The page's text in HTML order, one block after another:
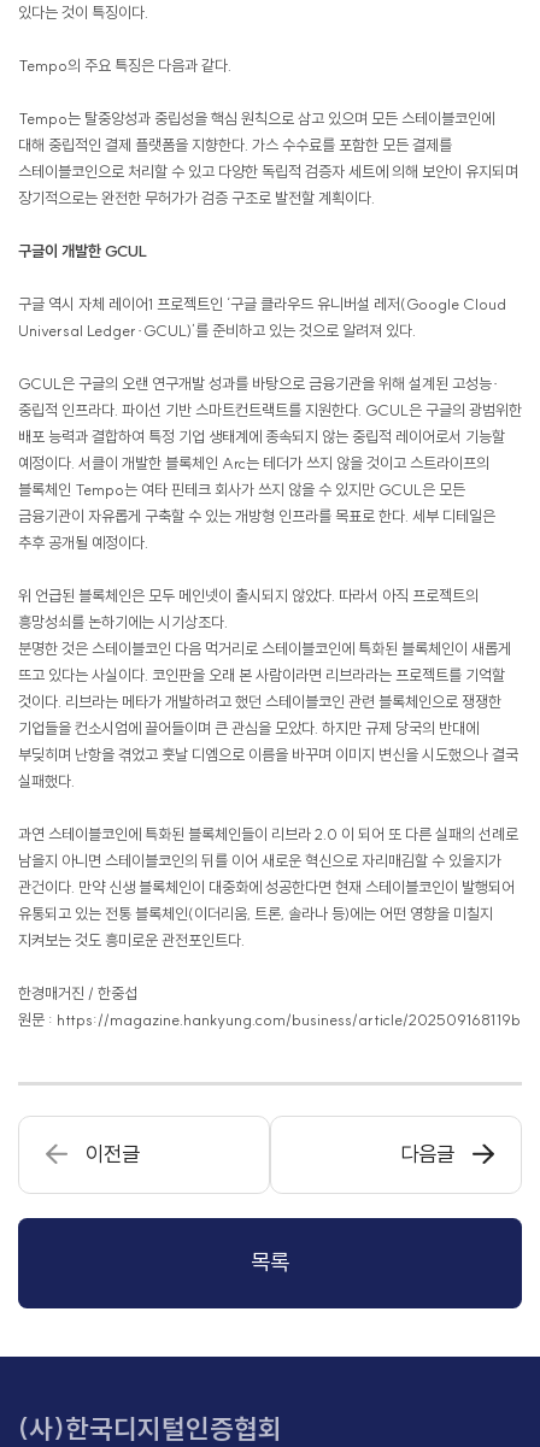
있다는 것이 특징이다.
Tempo의 주요 특징은 다음과 같다.
Tempo는 탈중앙성과 중립성을 핵심 원칙으로 삼고 있으며 모든 스테이블코인에
대해 중립적인 결제 플랫폼을 지향한다. 가스 수수료를 포함한 모든 결제를
스테이블코인으로 처리할 수 있고 다양한 독립적 검증자 세트에 의해 보안이 유지되며
장기적으로는 완전한 무허가가 검증 구조로 발전할 계획이다.
구글이 개발한 GCUL
구글 역시 자체 레이어1 프로젝트인 ‘구글 클라우드 유니버설 레저(Google Cloud
Universal Ledger·GCUL)’를 준비하고 있는 것으로 알려져 있다.
GCUL은 구글의 오랜 연구개발 성과를 바탕으로 금융기관을 위해 설계된 고성능·
중립적 인프라다. 파이선 기반 스마트컨트랙트를 지원한다. GCUL은 구글의 광범위한
배포 능력과 결합하여 특정 기업 생태계에 종속되지 않는 중립적 레이어로서 기능할
예정이다. 서클이 개발한 블록체인 Arc는 테더가 쓰지 않을 것이고 스트라이프의
블록체인 Tempo는 여타 핀테크 회사가 쓰지 않을 수 있지만 GCUL은 모든
금융기관이 자유롭게 구축할 수 있는 개방형 인프라를 목표로 한다. 세부 디테일은
추후 공개될 예정이다.
위 언급된 블록체인은 모두 메인넷이 출시되지 않았다. 따라서 아직 프로젝트의
흥망성쇠를 논하기에는 시기상조다.
분명한 것은 스테이블코인 다음 먹거리로 스테이블코인에 특화된 블록체인이 새롭게
뜨고 있다는 사실이다. 코인판을 오래 본 사람이라면 리브라라는 프로젝트를 기억할
것이다. 리브라는 메타가 개발하려고 했던 스테이블코인 관련 블록체인으로 쟁쟁한
기업들을 컨소시엄에 끌어들이며 큰 관심을 모았다. 하지만 규제 당국의 반대에
부딪히며 난항을 겪었고 훗날 디엠으로 이름을 바꾸며 이미지 변신을 시도했으나 결국
실패했다.
과연 스테이블코인에 특화된 블록체인들이 리브라 2.0 이 되어 또 다른 실패의 선례로
남을지 아니면 스테이블코인의 뒤를 이어 새로운 혁신으로 자리매김할 수 있을지가
관건이다. 만약 신생 블록체인이 대중화에 성공한다면 현재 스테이블코인이 발행되어
유통되고 있는 전통 블록체인(이더리움, 트론, 솔라나 등)에는 어떤 영향을 미칠지
지켜보는 것도 흥미로운 관전포인트다.
한경매거진 / 한중섭
원문 : https://magazine.hankyung.com/business/article/202509168119b
이전글 다음글
목록
(사)한국디지털인증협회